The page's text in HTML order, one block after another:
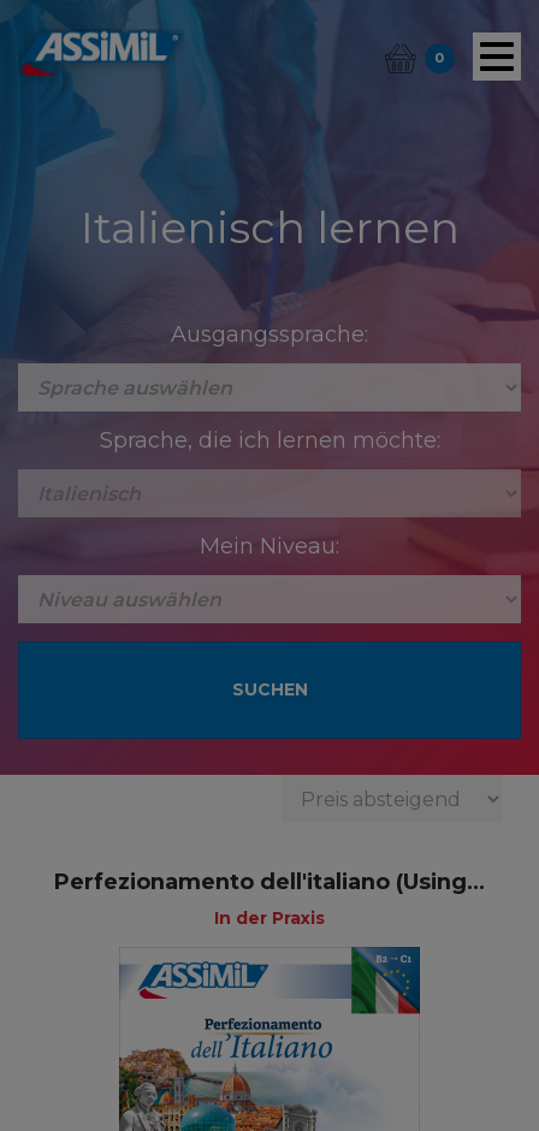
0
Italienisch lernen
Ausgangssprache:
Sprache, die ich lernen möchte:
Mein Niveau:
Perfezionamento dell'italiano (Using...
In der Praxis